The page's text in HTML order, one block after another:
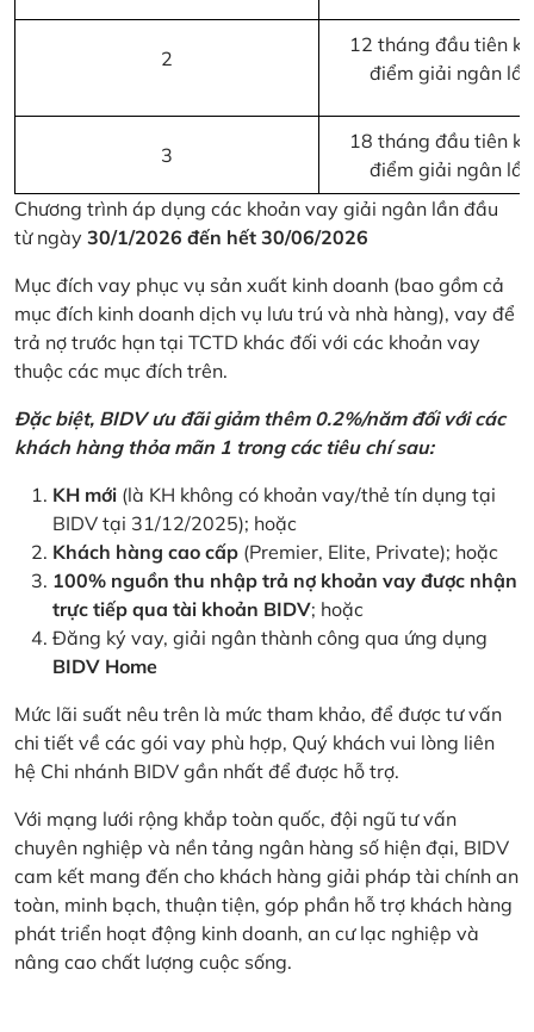
2
12 tháng đầu tiên
điểm giải ngân
3
18 tháng đầu tiên
điểm giải ngân
Chương trình áp dụng các khoản vay giải ngân lần đầu
từ ngày 30/1/2026 đến hết 30/06/2026
Mục đích vay phục vụ sản xuất kinh doanh (bao gồm cả
mục đích kinh doanh dịch vụ lưu trú và nhà hàng), vay để
trả nợ trước hạn tại TCTD khác đối với các khoản vay
thuộc các mục đích trên.
Đặc biệt, BIDV ưu đãi giảm thêm 0.2%/năm đối với các
khách hàng thỏa mãn 1 trong các tiêu chí sau:
KH mới (là KH không có khoản vay/thẻ tín dụng tại
BIDV tại 31/12/2025); hoặc
Khách hàng cao cấp (Premier, Elite, Private); hoặc
100% nguồn thu nhập trả nợ khoản vay được nhận
trực tiếp qua tài khoản BIDV; hoặc
Đăng ký vay, giải ngân thành công qua ứng dụng
BIDV Home
Mức lãi suất nêu trên là mức tham khảo, để được tư vấn
chi tiết về các gói vay phù hợp, Quý khách vui lòng liên
hệ Chi nhánh BIDV gần nhất để được hỗ trợ.
Với mạng lưới rộng khắp toàn quốc, đội ngũ tư vấn
chuyên nghiệp và nền tảng ngân hàng số hiện đại, BIDV
cam kết mang đến cho khách hàng giải pháp tài chính an
toàn, minh bạch, thuận tiện, góp phần hỗ trợ khách hàng
phát triển hoạt động kinh doanh, an cư lạc nghiệp và
nâng cao chất lượng cuộc sống.